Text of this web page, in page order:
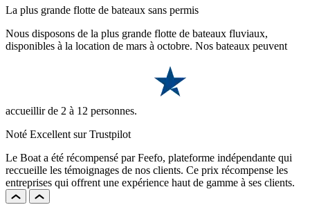
La plus grande flotte de bateaux sans permis
Nous disposons de la plus grande flotte de bateaux fluviaux,
disponibles à la location de mars à octobre. Nos bateaux peuvent
accueillir de 2 à 12 personnes.
Noté Excellent sur Trustpilot
Le Boat a été récompensé par Feefo, plateforme indépendante qui
reccueille les témoignages de nos clients. Ce prix récompense les
entreprises qui offrent une expérience haut de gamme à ses clients.